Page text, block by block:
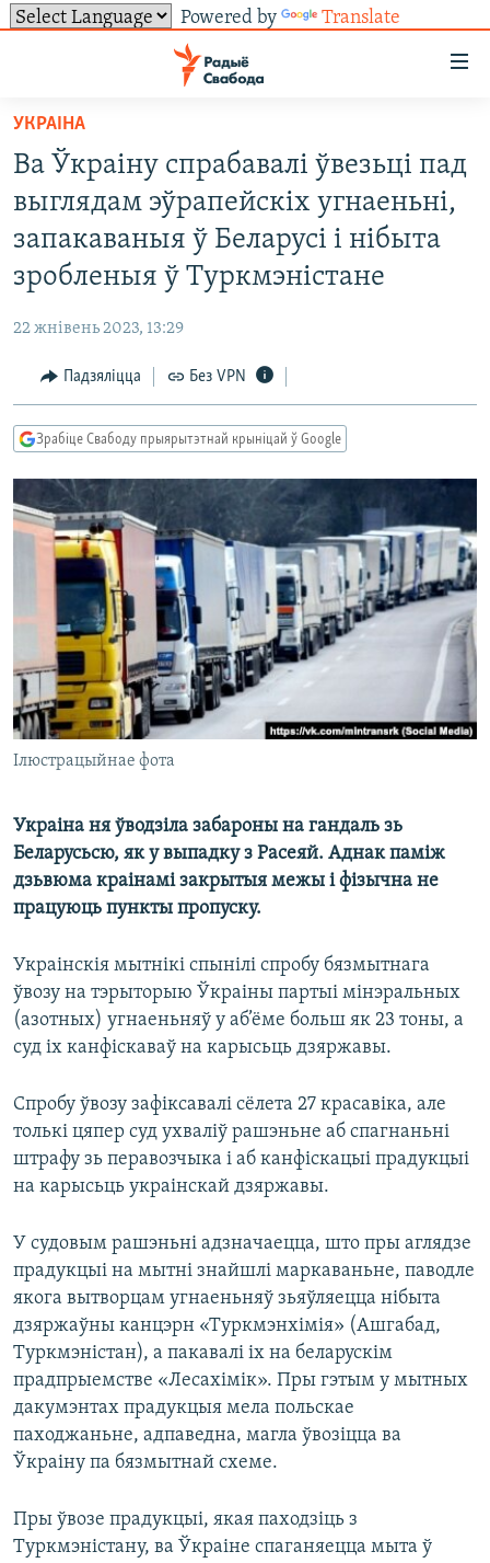
Powered by Translate
ўнівэрсальнага
доступу
Перайсьці
да
галоўнага
зьместу
Перайсьці
да
галоўнай
Перайсьці
да
пошуку
НАВІНЫ
УСЕ НАВІНЫ
ЛЮДЗІ
ВАЙНА
БЕЛАРУСЫ НА ВАЙНЕ
КУЛЬТУРА
КАЛЯНДАР
ТОЛЬКІ НА СВАБОДЗЕ
БЛОГІ
КНІГІ
АЎДЫЁКНІГІ
МОВА
НА ХВАЛЯХ СВАБОДЫ
АБЫСЬЦІ БЛЯКАВАНЬНЕ
ПАДПІСАЦЦА
FACEBOOK
TWITTER
САЧЫЦЕ ЗА АБНАЎЛЕНЬНЯМІ
УКРАІНА
Ва Ўкраіну спрабавалі ўвезьці пад
выглядам эўрапейскіх угнаеньні,
запакаваныя ў Беларусі і нібыта
зробленыя ў Туркмэністане
22 жнівень 2023, 13:29
Падзяліцца Без VPN
Зрабіце Свабоду прыярытэтнай крыніцай ў Google
Ілюстрацыйнае фота
Украіна ня ўводзіла забароны на гандаль зь
Беларусьсю, як у выпадку з Расеяй. Аднак паміж
дзьвюма краінамі закрытыя межы і фізычна не
працуюць пункты пропуску.
Украінскія мытнікі спынілі спробу бязмытнага
ўвозу на тэрыторыю Ўкраіны партыі мінэральных
(азотных) угнаеньняў у аб’ёме больш як 23 тоны, а
суд іх канфіскаваў на карысьць дзяржавы.
Спробу ўвозу зафіксавалі сёлета 27 красавіка, але
толькі цяпер суд ухваліў рашэньне аб спагнаньні
штрафу зь перавозчыка і аб канфіскацыі прадукцыі
на карысьць украінскай дзяржавы.
У судовым рашэньні адзначаецца, што пры аглядзе
прадукцыі на мытні знайшлі маркаваньне, паводле
якога вытворцам угнаеньняў зьяўляецца нібыта
дзяржаўны канцэрн «Туркмэнхімія» (Ашгабад,
Туркмэністан), а пакавалі іх на беларускім
прадпрыемстве «Лесахімік». Пры гэтым у мытных
дакумэнтах прадукцыя мела польскае
паходжаньне, адпаведна, магла ўвозіцца ва
Ўкраіну па бязмытнай схеме.
Пры ўвозе прадукцыі, якая паходзіць з
Туркмэністану, ва Ўкраіне спаганяецца мыта ў